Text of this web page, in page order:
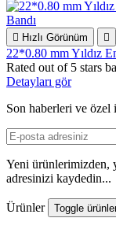
 Hızlı Görünüm 
22*0.80 mm Yıldız
Rated out of 5 stars
Detayları gör
Son haberleri ve
Yeni ürünlerimizden,
adresinizi kaydedin...
Ürünler Toggle